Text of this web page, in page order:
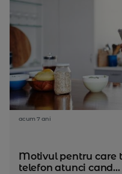
acum 7 ani
Motivul pentru care
telefon atunci cand...